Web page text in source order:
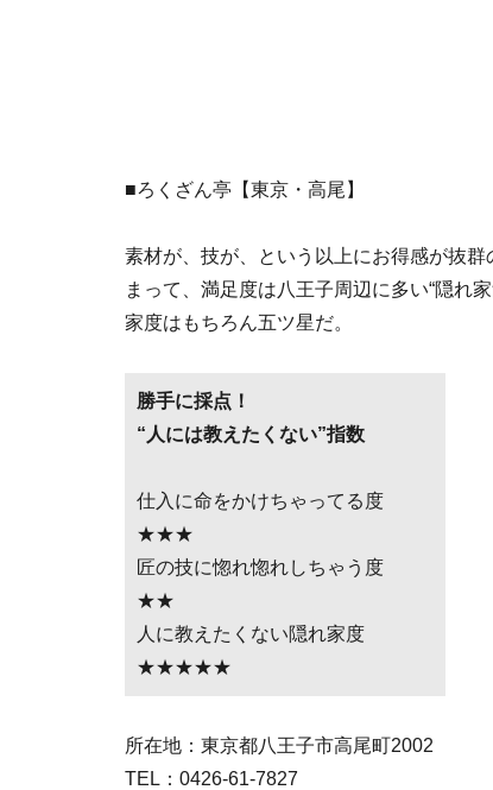
■ろくざん亭【東京・高尾】
素材が、技が、という以上にお得感が抜
まって、満足度は八王子周辺に多い“隠れ
家度はもちろん五ツ星だ。
勝手に採点！
“人には教えたくない”指数
仕入に命をかけちゃってる度
★★★
匠の技に惚れ惚れしちゃう度
★★
人に教えたくない隠れ家度
★★★★★
所在地：東京都八王子市高尾町2002
TEL：0426-61-7827